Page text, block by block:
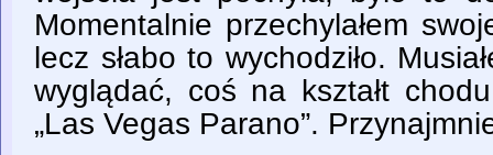
Momentalnie przechylałem
lecz słabo to wychodziło.
wyglądać, coś na kształt
„Las Vegas Parano”.